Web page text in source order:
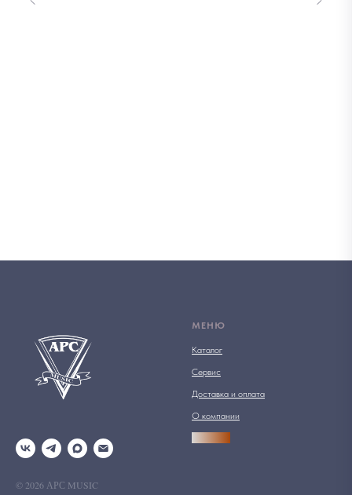
© 2026 АРС MUSIC
МЕНЮ
Каталог
Сервис
Доставка и оплата
О компании